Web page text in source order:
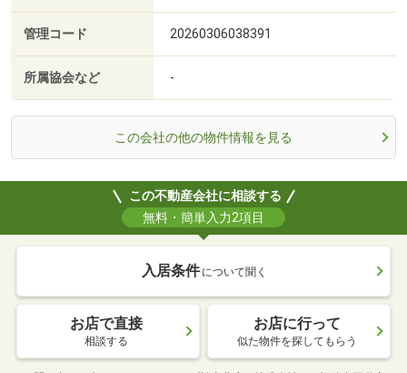
管理コード 20260306038391
所属協会など -
この会社の他の物件情報を見る
この不動産会社に相談する
無料・簡単入力2項目
入居条件 について聞く
お店で直接
相談する
お店に行って
似た物件を探してもらう